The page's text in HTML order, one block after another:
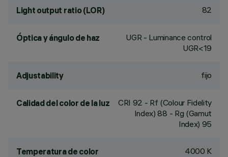
Light output ratio (LOR) 82
Óptica y ángulo de haz
UGR - Luminance control
UGR<19
Adjustability fijo
Calidad del color de la luz CRI 92 - Rf (Colour Fidelity
Index) 88 - Rg (Gamut
Index) 95
Temperatura de color 4000 K